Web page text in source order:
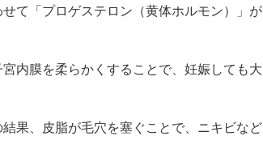
て「プロゲステロン（黄体ホルモン）」が
内膜を柔らかくすることで、妊娠しても大
果、皮脂が毛穴を塞ぐことで、ニキビなど